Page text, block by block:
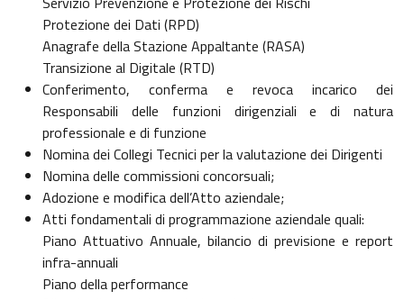
Protezione dei Dati (RPD)
Anagrafe della Stazione Appaltante (RASA)
Transizione al Digitale (RTD)
Conferimento, conferma e revoca incarico dei
Responsabili delle funzioni dirigenziali e di natura
professionale e di funzione
Nomina dei Collegi Tecnici per la valutazione dei Dirigenti
Nomina delle commissioni concorsuali;
Adozione e modifica dell’Atto aziendale;
Atti fondamentali di programmazione aziendale quali:
Piano Attuativo Annuale, bilancio di previsione e report
infra-annuali
Piano della performance